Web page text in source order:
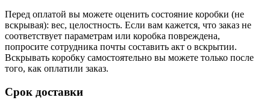
Перед оплатой вы можете оценить состояние коробки (не
вскрывая): вес, целостность. Если вам кажется, что заказ не
соответствует параметрам или коробка повреждена,
попросите сотрудника почты составить акт о вскрытии.
Вскрывать коробку самостоятельно вы можете только после
того, как оплатили заказ.
Срок доставки